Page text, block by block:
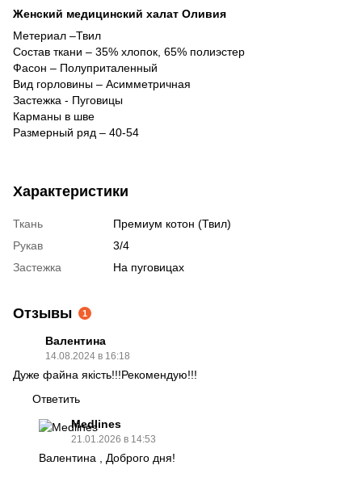
Женский медицинский халат Оливия
Метериал –Твил
Состав ткани – 35% хлопок, 65% полиэстер
Фасон – Полуприталенный
Вид горловины – Асимметричная
Застежка - Пуговицы
Карманы в шве
Размерный ряд – 40-54
Характеристики
Ткань
Премиум котон (Твил)
Рукав
3/4
Застежка
На пуговицах
Отзывы 1
Валентина
14.08.2024 в 16:18
Дуже файна якість!!!Рекомендую!!!
Ответить
Medlines
21.01.2026 в 14:53
Валентина , Доброго дня!